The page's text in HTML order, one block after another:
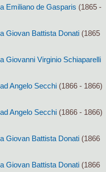
Emiliano de Gasparis (1865 -
Giovan Battista Donati (1865
Giovanni Virginio Schiaparelli
Angelo Secchi (1866 - 1866)
Angelo Secchi (1866 - 1866)
Giovan Battista Donati (1866
Giovan Battista Donati (1866